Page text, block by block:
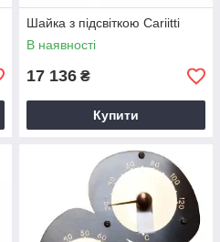
Шайка з підсвіткою Cariitti
В наявності
17 136 ₴
Купити